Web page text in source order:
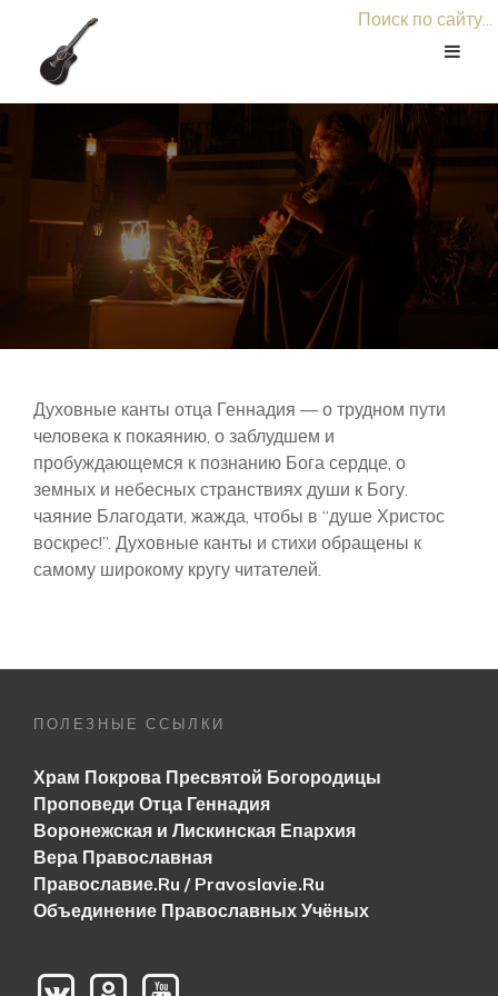
Поиск по сайту...
Духовные канты отца Геннадия — о трудном пути
человека к покаянию, о заблудшем и
пробуждающемся к познанию Бога сердце, о
земных и небесных странствиях души к Богу.
чаяние Благодати, жажда, чтобы в “душе Христос
воскрес!”. Духовные канты и стихи обращены к
самому широкому кругу читателей.
ПОЛЕЗНЫЕ ССЫЛКИ
Храм Покрова Пресвятой Богородицы
Проповеди Отца Геннадия
Воронежская и Лискинская Епархия
Вера Православная
Православие.Ru / Pravoslavie.Ru
Объединение Православных Учёных